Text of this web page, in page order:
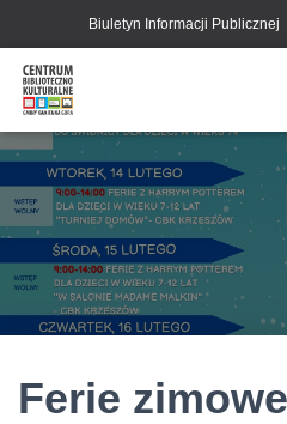
Biuletyn Informacji Publicznej
Ferie